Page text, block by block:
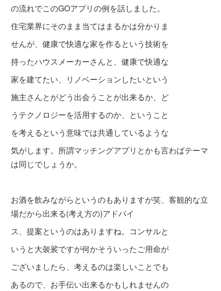
の流れでこのGOアプリの例を話しました。
住宅業界にそのまま当てはまるかは分かりま
せんが、健康で快適な家を作るという技術を
持ったハウスメーカーさんと、健康で快適な
家を建てたい、リノベーションしたいという
施主さんとがどう出会うことが出来るか、ど
うテクノロジーを活用するのか、ということ
を考えるという意味では共通しているような
気がします。所謂マッチングアプリとかも言わばテーマ
は同じでしょうか。
お酒を飲みながらというのもありますが笑、客観的な立
場だから出来る(考え方の)アドバイ
ス、提案というのはありますね。コンサルと
いうと大袈裟ですが何かそういったご用命が
ございましたら、考えるのは楽しいことでも
あるので、お手伝い出来るかもしれませんの